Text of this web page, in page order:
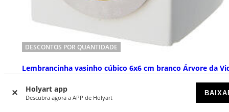
Holyart app
Descubra agora a APP de Holyart
DESCONTOS POR QUANTIDADE
Lembrancinha vasinho cúbico 6x6 cm branco Árvore da